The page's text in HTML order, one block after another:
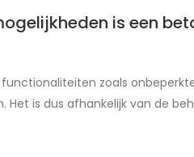
is een
zoals
Het is dus afhankelijk van de